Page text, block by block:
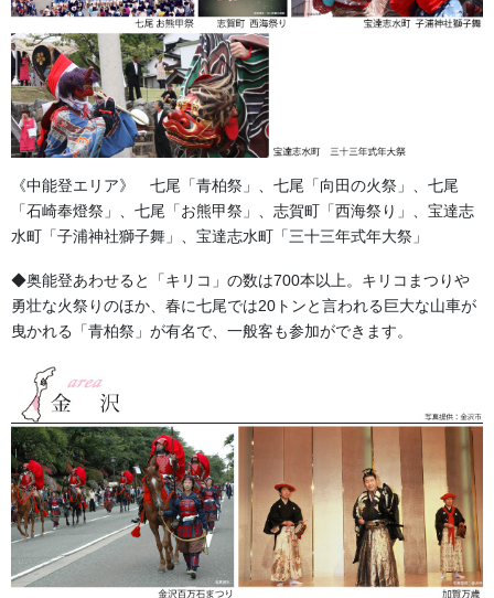
N272
寸法 間口 97ｃｍ
奥行 30ｃｍ
高さ 約41ｃｍ
白木の胡座（あぐら）に錦布の金糸入り葵紋（紅）です。
《中能登エリア》 七尾「青柏祭」、七尾「向田の火祭」、七尾
「石崎奉燈祭」、七尾「お熊甲祭」、志賀町「西海祭り」、宝達志
水町「子浦神社獅子舞」、宝達志水町「三十三年式年大祭」
◆奥能登あわせると「キリコ」の数は700本以上。キリコまつりや
勇壮な火祭りのほか、春に七尾では20トンと言われる巨大な山車が
曳かれる「青柏祭」が有名で、一般客も参加ができます。